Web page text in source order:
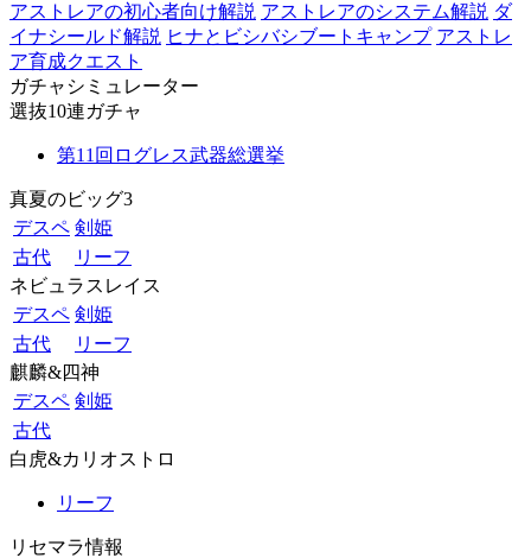
アストレアの初心者向け解説 アストレアのシステム解説 ダ
イナシールド解説 ヒナとビシバシブートキャンプ アストレ
ア育成クエスト
ガチャシミュレーター
選抜10連ガチャ
第11回ログレス武器総選挙
真夏のビッグ3
デスペ 剣姫
古代
リーフ
ネビュラスレイス
デスペ 剣姫
古代
リーフ
麒麟&四神
デスペ 剣姫
古代
白虎&カリオストロ
リーフ
リセマラ情報